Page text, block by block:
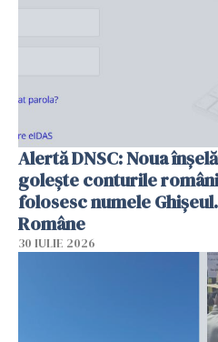
Alertă DNSC: Noua
golește conturile
folosesc numele
Române
30 IULIE 2026